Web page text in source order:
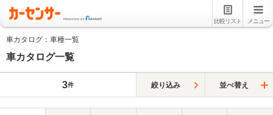
比較リスト メニュー
車カタログ：車種一覧
車カタログ一覧
3件 絞り込み 並べ替え